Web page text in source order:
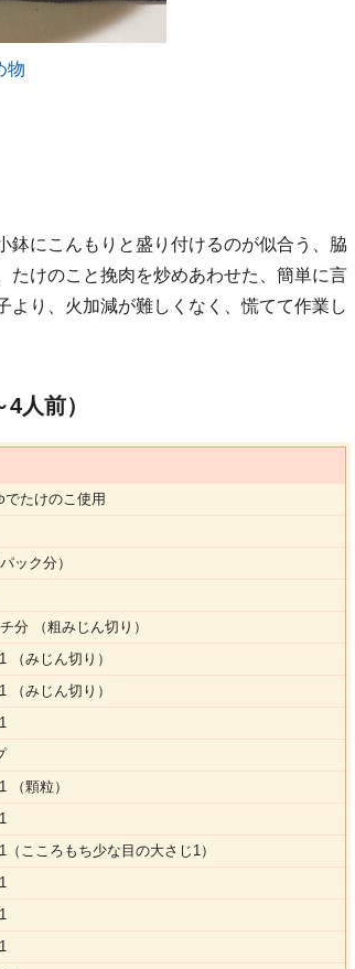
物
鉢にこんもりと盛り付けるのが似合う、脇
けのこと挽肉を炒めあわせた、簡単に言
より、火加減が難しくなく、慌てて作業し
人前）
でたけのこ使用
ック分）
分 （粗みじん切り）
（みじん切り）
（みじん切り）
（顆粒）
（こころもち少な目の大さじ1）